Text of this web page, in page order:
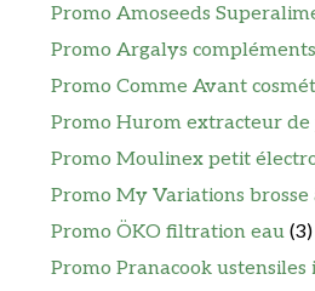
Promo Amoseeds
Promo Argalys
Promo Comme Avant
Promo Hurom extracteur de
Promo Moulinex petit
Promo My Variations brosse
Promo ÖKO filtration eau (3)
Promo Pranacook ustensiles